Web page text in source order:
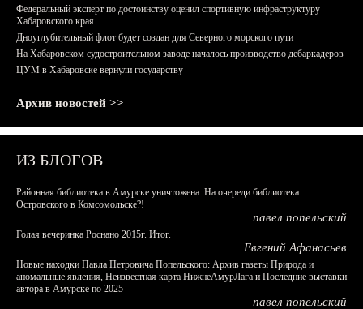
Федеральный эксперт по достоинству оценил спортивную инфраструктуру
Хабаровского края
Дноуглубительный флот будет создан для Северного морского пути
На Хабаровском судостроительном заводе началось производство дебаркадеров
ЦУМ в Хабаровске вернули государству
Архив новостей >>
ИЗ БЛОГОВ
Районная библиотека в Амурске уничтожена. На очереди библиотека
Островского в Комсомольске?!
павел попельский
Голая вечеринка Роснано 2015г. Итог.
Евгений Афанасьев
Новые находки Павла Петровича Попельского: Архив газеты Природа и
аномальные явления, Неизвестная карта НижнеАмурЛага и Последние выставки
автора в Амурске по 2025
павел попельский